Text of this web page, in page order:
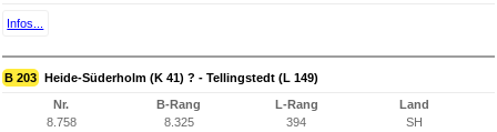
Infos...
B 203 Heide-Süderholm (K 41) ? - Tellingstedt (L 149)
Nr.
8.758
B-Rang
8.325
L-Rang
394
Land
SH